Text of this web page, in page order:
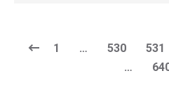
1 … 530 531
…